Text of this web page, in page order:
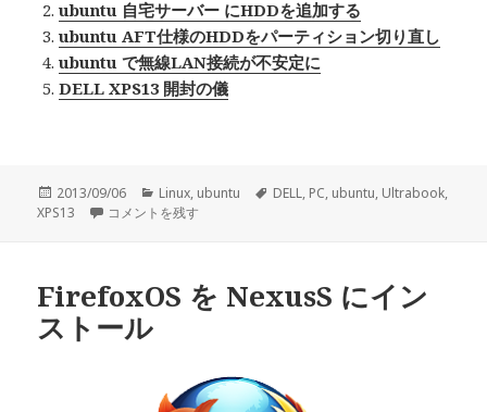
ubuntu 自宅サーバー にHDDを追加する
ubuntu AFT仕様のHDDをパーティション切り直し
ubuntu で無線LAN接続が不安定に
DELL XPS13 開封の儀
投
稿
2013/09/06
カ
テ
Linux, ubuntu
タ
DELL, PC, ubuntu, Ultrabook,
XPS13
XPS13 Ubuntu 12.04 でナチュラルスクロールを有効にする に
コメントを残す
FirefoxOS を NexusS にイン
ストール